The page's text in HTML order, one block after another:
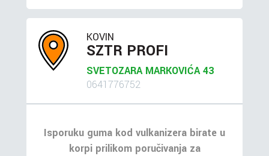
KOVIN
SZTR PROFI
SVETOZARA MARKOVIĆA 43
0641776752
Isporuku guma kod vulkanizera birate u
korpi prilikom poručivanja za